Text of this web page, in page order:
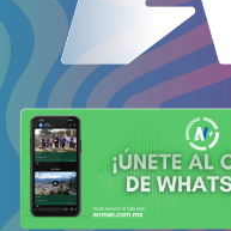
AN Más
Más cerca de ti